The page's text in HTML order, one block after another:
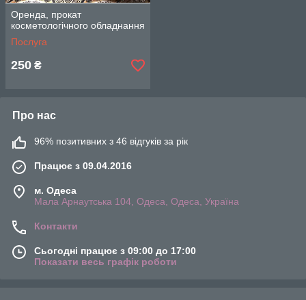
Оренда, прокат
косметологічного обладнання
Послуга
250 ₴
Про нас
96% позитивних з 46 відгуків за рік
Працює з 09.04.2016
м. Одеса
Мала Арнаутська 104, Одеса, Одеса, Україна
Контакти
Сьогодні працює з 09:00 до 17:00
Показати весь графік роботи